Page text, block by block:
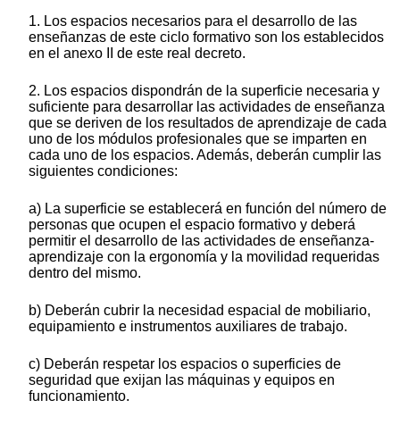
1. Los espacios necesarios para el desarrollo de las
enseñanzas de este ciclo formativo son los establecidos
en el anexo II de este real decreto.
2. Los espacios dispondrán de la superficie necesaria y
suficiente para desarrollar las actividades de enseñanza
que se deriven de los resultados de aprendizaje de cada
uno de los módulos profesionales que se imparten en
cada uno de los espacios. Además, deberán cumplir las
siguientes condiciones:
a) La superficie se establecerá en función del número de
personas que ocupen el espacio formativo y deberá
permitir el desarrollo de las actividades de enseñanza-
aprendizaje con la ergonomía y la movilidad requeridas
dentro del mismo.
b) Deberán cubrir la necesidad espacial de mobiliario,
equipamiento e instrumentos auxiliares de trabajo.
c) Deberán respetar los espacios o superficies de
seguridad que exijan las máquinas y equipos en
funcionamiento.